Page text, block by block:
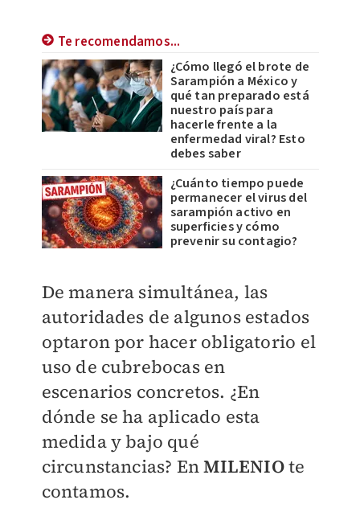
Te recomendamos...
¿Cómo llegó el brote de
Sarampión a México y
qué tan preparado está
nuestro país para
hacerle frente a la
enfermedad viral? Esto
debes saber
¿Cuánto tiempo puede
permanecer el virus del
sarampión activo en
superficies y cómo
prevenir su contagio?
De manera simultánea, las
autoridades de algunos estados
optaron por hacer obligatorio el
uso de cubrebocas en
escenarios concretos. ¿En
dónde se ha aplicado esta
medida y bajo qué
circunstancias? EnMILENIOte
contamos.